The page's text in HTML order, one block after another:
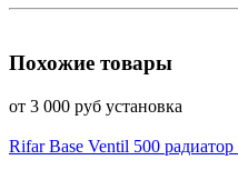
Похожие товары
от 3 000 руб установка
Rifar Base Ventil 500